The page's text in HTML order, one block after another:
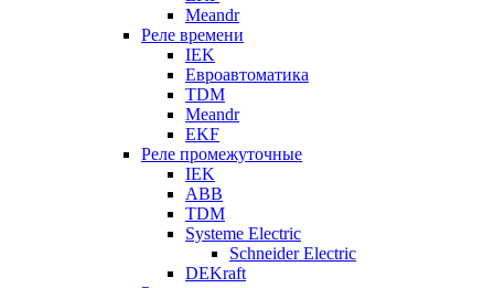
Meandr
Реле времени
IEK
Евроавтоматика
TDM
Meandr
EKF
Реле промежуточные
IEK
ABB
TDM
Systeme Electric
Schneider Electric
DEKraft